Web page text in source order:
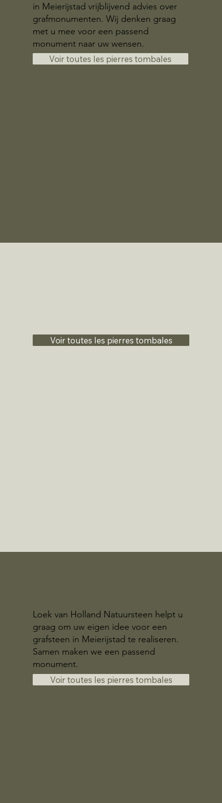
in Meierijstad vrijblijvend advies over
grafmonumenten. Wij denken graag
met u mee voor een passend
monument naar uw wensen.
Voir toutes les pierres tombales
Voir toutes les pierres tombales
Loek van Holland Natuursteen helpt u
graag om uw eigen idee voor een
grafsteen in Meierijstad te realiseren.
Samen maken we een passend
monument.
Voir toutes les pierres tombales